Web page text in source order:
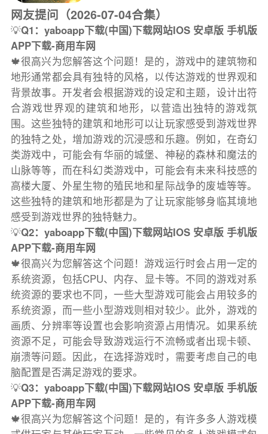
网友提问（2026-07-04合集）
💡Q1：yaboapp下载(中国)下载网站IOS 安卓版 手机版
APP下载-商用车网
🍁很高兴为您解答这个问题！是的，游戏中的建筑物和
地形通常都会具有独特的风格，以传达游戏的世界观和
背景故事。开发者会根据游戏的设定和主题，设计出符
合游戏世界观的建筑和地形，以营造出独特的游戏氛
围。这些独特的建筑和地形可以让玩家感受到游戏世界
的独特之处，增加游戏的沉浸感和乐趣。例如，在奇幻
类游戏中，可能会有华丽的城堡、神秘的森林和魔法的
山脉等等，而在科幻类游戏中，可能会有未来科技感的
高楼大厦、外星生物的殖民地和星际战争的废墟等等。
这些独特的建筑和地形都是为了让玩家能够身临其境地
感受到游戏世界的独特魅力。
💡Q2：yaboapp下载(中国)下载网站IOS 安卓版 手机版
APP下载-商用车网
🍁很高兴为您解答这个问题！游戏运行时会占用一定的
系统资源，包括CPU、内存、显卡等。不同的游戏对系
统资源的要求也不同，一些大型游戏可能会占用较多的
系统资源，而一些小型游戏则相对较少。此外，游戏的
画质、分辨率等设置也会影响资源占用情况。如果系统
资源不足，可能会导致游戏运行不流畅或者出现卡顿、
崩溃等问题。因此，在选择游戏时，需要考虑自己的电
脑配置是否满足游戏的要求。
💡Q3：yaboapp下载(中国)下载网站IOS 安卓版 手机版
APP下载-商用车网
🍁很高兴为您解答这个问题！是的，有许多多人游戏模